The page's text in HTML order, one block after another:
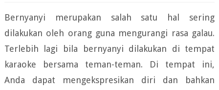
Bernyanyi merupakan salah satu hal sering
dilakukan oleh orang guna mengurangi rasa galau.
Terlebih lagi bila bernyanyi dilakukan di tempat
karaoke bersama teman-teman. Di tempat ini,
Anda dapat mengekspresikan diri dan bahkan